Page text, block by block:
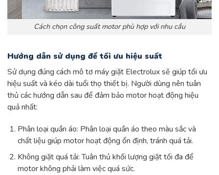
Cách chọn công suất motor phù hợp với nhu cầu
Hướng dẫn sử dụng để tối ưu hiệu suất
Sử dụng đúng cách mô tơ máy giặt Electrolux sẽ giúp tối ưu
hiệu suất và kéo dài tuổi thọ thiết bị. Người dùng nên tuân
thủ các hướng dẫn sau để đảm bảo motor hoạt động hiệu
quả nhất:
Phân loại quần áo: Phân loại quần áo theo màu sắc và
chất liệu giúp motor hoạt động ổn định, tránh quá tải.
Không giặt quá tải: Tuân thủ khối lượng giặt tối đa để
motor không phải làm việc quá sức.